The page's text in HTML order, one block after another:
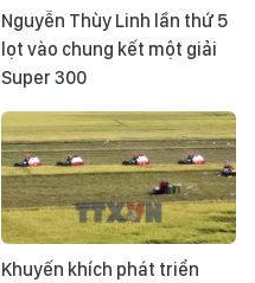
Nguyễn Thùy Linh lần thứ 5
lọt vào chung kết một giải
Super 300
Khuyến khích phát triển